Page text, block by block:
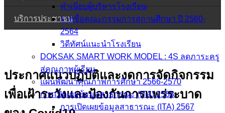
บริการประชาชน
ทำเนียบผู้บริหารโรงเรียน
รายชื่อคณะกรรมการสถานศึกษา ปี 2560-
2564
วิดีทัศน์แนะนำโรงเรียน
DOKSAK SMART WORK MODEL : 4S ลดภาระครู
สู่คุณภาพผู้เรียน
แผนพัฒนาคุณภาพการศึกษา 2566-2570
การเปิดเผยข้อมูลสาธารณะ (ITA) 2568
การเปิดเผยข้อมูลสาธารณะ (ITA) 2567
ประกาศแนวปฏิบัติและงดการจัดกิจกรรม
เพื่อเฝ้าระวังและป้องกันการแพร่ระบาด